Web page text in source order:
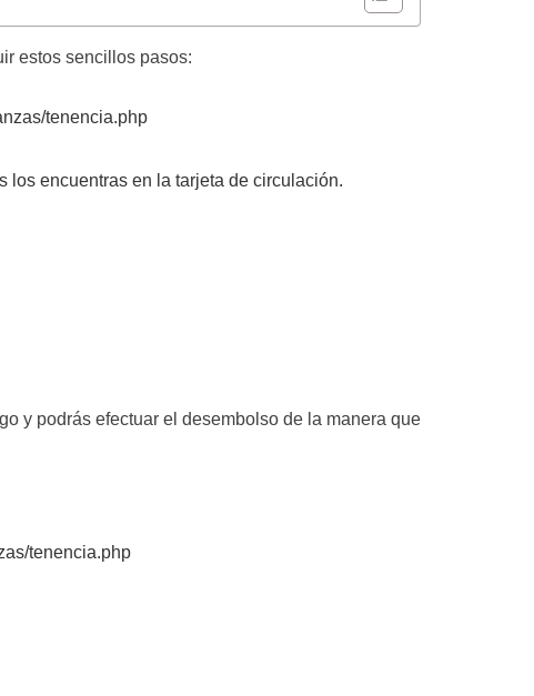
estos sencillos pasos:
tenencia.php
los encuentras en la tarjeta de circulación.
y podrás efectuar el desembolso de la manera que
tenencia.php